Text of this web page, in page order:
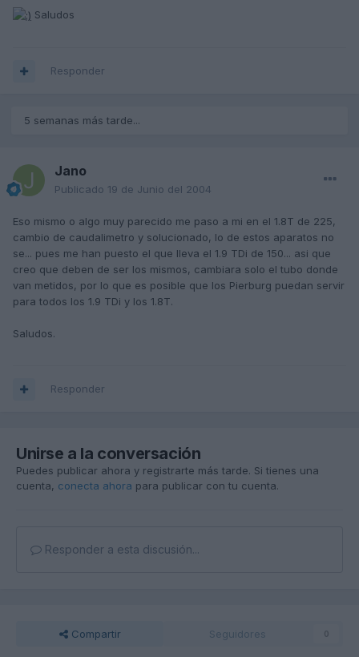
Saludos
Responder
5 semanas más tarde...
Jano
Publicado 19 de Junio del 2004
Eso mismo o algo muy parecido me paso a mi en el 1.8T de 225,
cambio de caudalimetro y solucionado, lo de estos aparatos no
se... pues me han puesto el que lleva el 1.9 TDi de 150... asi que
creo que deben de ser los mismos, cambiara solo el tubo donde
van metidos, por lo que es posible que los Pierburg puedan servir
para todos los 1.9 TDi y los 1.8T.
Saludos.
Responder
Unirse a la conversación
Puedes publicar ahora y registrarte más tarde. Si tienes una
cuenta, conecta ahora para publicar con tu cuenta.
Responder a esta discusión...
Compartir Seguidores 0